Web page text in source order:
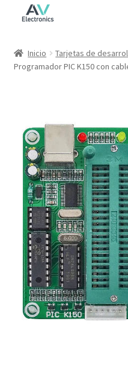
navegación
Contacto
Inicio Tarjetas de
Programador PIC K150 con